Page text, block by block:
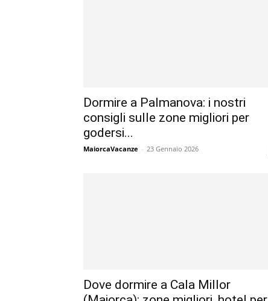
Dormire a Palmanova: i nostri
consigli sulle zone migliori per
godersi...
MaiorcaVacanze - 23 Gennaio 2026
Dove dormire a Cala Millor